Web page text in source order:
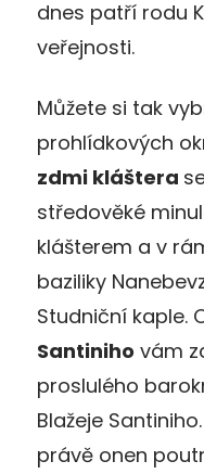
dnes patří rodu
veřejnosti.
Můžete si tak
prohlídkových
zdmi kláštera
středověké
klášterem a v
baziliky
Studniční kaple.
Santiniho vám
proslulého
Blažeje
právě onen